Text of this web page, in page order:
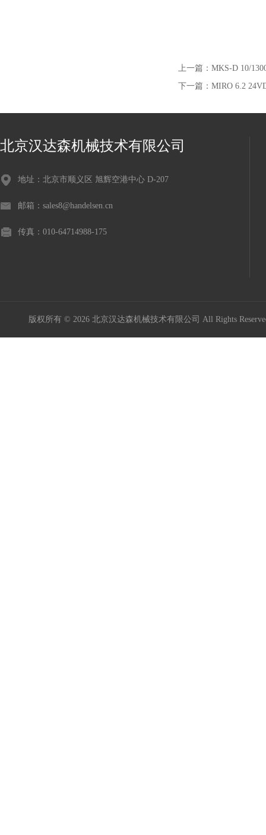
上一篇： MKS-D 10/
下一篇： MIRO 6.2
北京汉达森机械技术有限公司
地址：北京市顺义区 旭辉空港中心 D-207
邮箱：sales8@handelsen.cn
传真：010-64714988-175
版权所有 © 2026 北京汉达森机械技术有限公司 All Rights